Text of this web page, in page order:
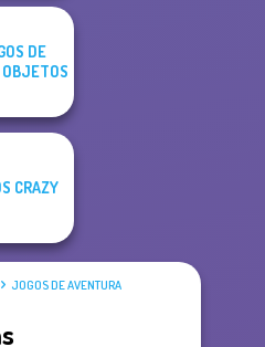
DE
OBJETOS
CRAZY
JOGOS DE AVENTURA